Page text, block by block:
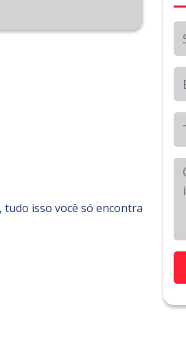
isso você só encontra